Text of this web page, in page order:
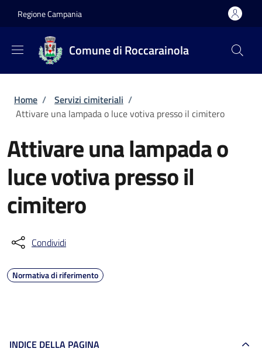
Regione Campania
Comune di Roccarainola
Briciole di pane
Home / Servizi cimiteriali /
Attivare una lampada o luce votiva presso il cimitero
Attivare una lampada o
luce votiva presso il
cimitero
Condividi
Normativa di riferimento
INDICE DELLA PAGINA